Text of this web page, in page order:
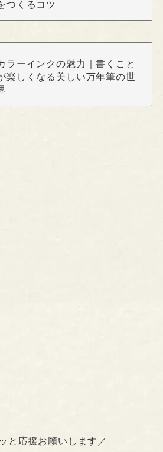
つくるコツ
ラーインクの魅力｜書くこと
楽しくなる美しい万年筆の世
と応援お願いします／